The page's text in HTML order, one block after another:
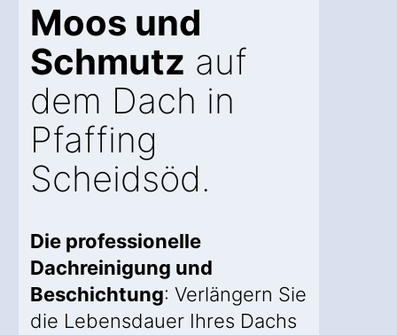
Moos und
Schmutz auf
dem Dach in
Pfaffing
Scheidsöd.
Die professionelle
Dachreinigung und
Beschichtung: Verlängern Sie
die Lebensdauer Ihres Dachs